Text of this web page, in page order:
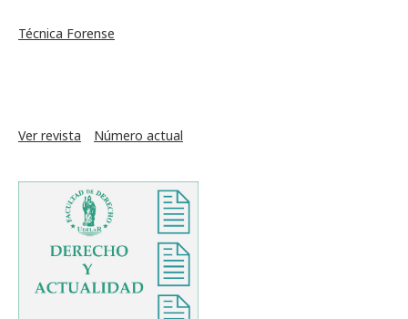
Técnica Forense
Ver revista Número actual